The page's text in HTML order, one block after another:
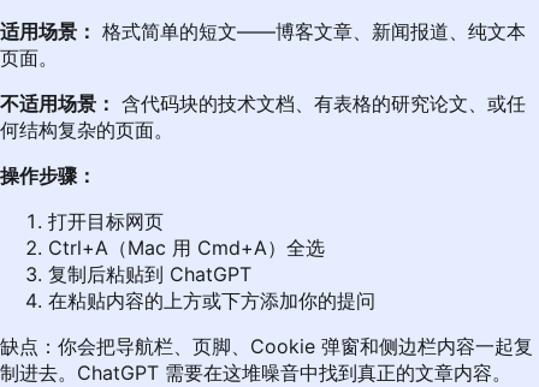
适用场景： 格式简单的短文——博客文章、新闻报道、纯文本
页面。
不适用场景： 含代码块的技术文档、有表格的研究论文、或任
何结构复杂的页面。
操作步骤：
打开目标网页
Ctrl+A（Mac 用 Cmd+A）全选
复制后粘贴到 ChatGPT
在粘贴内容的上方或下方添加你的提问
缺点：你会把导航栏、页脚、Cookie 弹窗和侧边栏内容一起复
制进去。ChatGPT 需要在这堆噪音中找到真正的文章内容。